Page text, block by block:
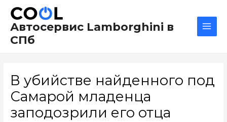
содержимому
Автосервис Lamborghini в
СПб
В убийстве найденного под
Самарой младенца
заподозрили его отца
по
записям